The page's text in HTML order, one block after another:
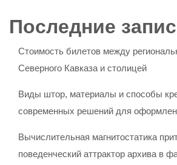
Последние
Стоимость билетов между
Северного Кавказа и столицей
Виды штор, материалы и способы
современных решений для
Вычислительная магнитостатика
поведенческий аттрактор архива в